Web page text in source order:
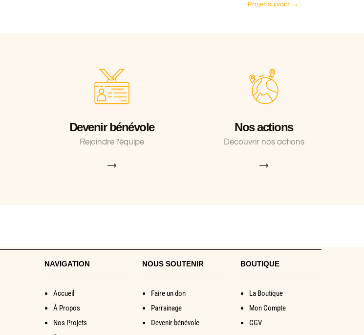
Projet suivant →
Devenir bénévole
Rejoindre l'équipe
Nos actions
Découvrir nos actions
NAVIGATION
Accueil
À Propos
Nos Projets
NOUS SOUTENIR
Faire un don
Parrainage
Devenir bénévole
BOUTIQUE
La Boutique
Mon Compte
CGV